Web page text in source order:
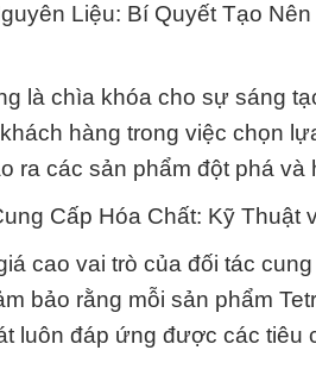
Liệu: Bí Quyết Tạo
là chìa khóa cho sự sáng
hàng trong việc chọn
ra các sản phẩm đột phá và
Cấp Hóa Chất: Kỹ Thuật
cao vai trò của đối tác
bảo rằng mỗi sản phẩm
luôn đáp ứng được các tiêu